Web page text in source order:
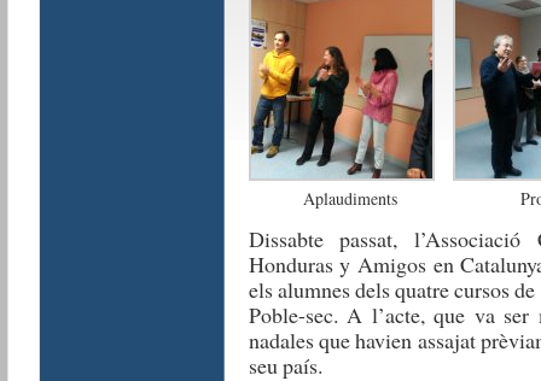
Aplaudiments
Dissabte passat,
Honduras y Amigos en
els alumnes dels quatre cursos
Poble-sec. A l’acte, que va
nadales que havien assajat
seu país.